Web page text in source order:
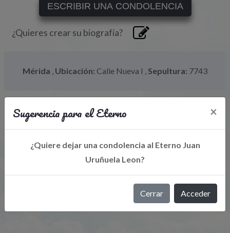
ESCRIBIR UNA CONDOLENCIA
¿Quieres crear su biografía?
Mérida , Ubicación: Calle Nueva I , Sepultura: 7743
Libro de Eterno
Sugerencia para el Eterno ×
¿Quiere dejar una condolencia al Eterno Juan
Uruñuela Leon?
Cerrar Acceder